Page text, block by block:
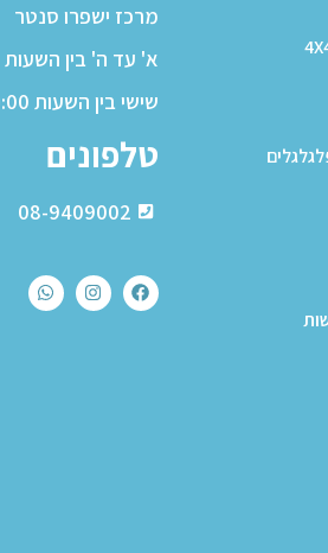
מרכז ישפרו סנטר
א' עד ה' בין השעות 10:00 עד 19:00
שישי בין השעות 9:00 עד 13:00
טלפונים
08-9409002